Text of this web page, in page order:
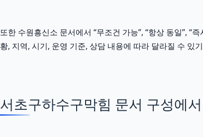
또한 수원흥신소 문서에서 “무조건 가능”, “항상 동일”,
황, 지역, 시기, 운영 기준, 상담 내용에 따라 달라질 수 있
서초구하수구막힘 문서 구성에